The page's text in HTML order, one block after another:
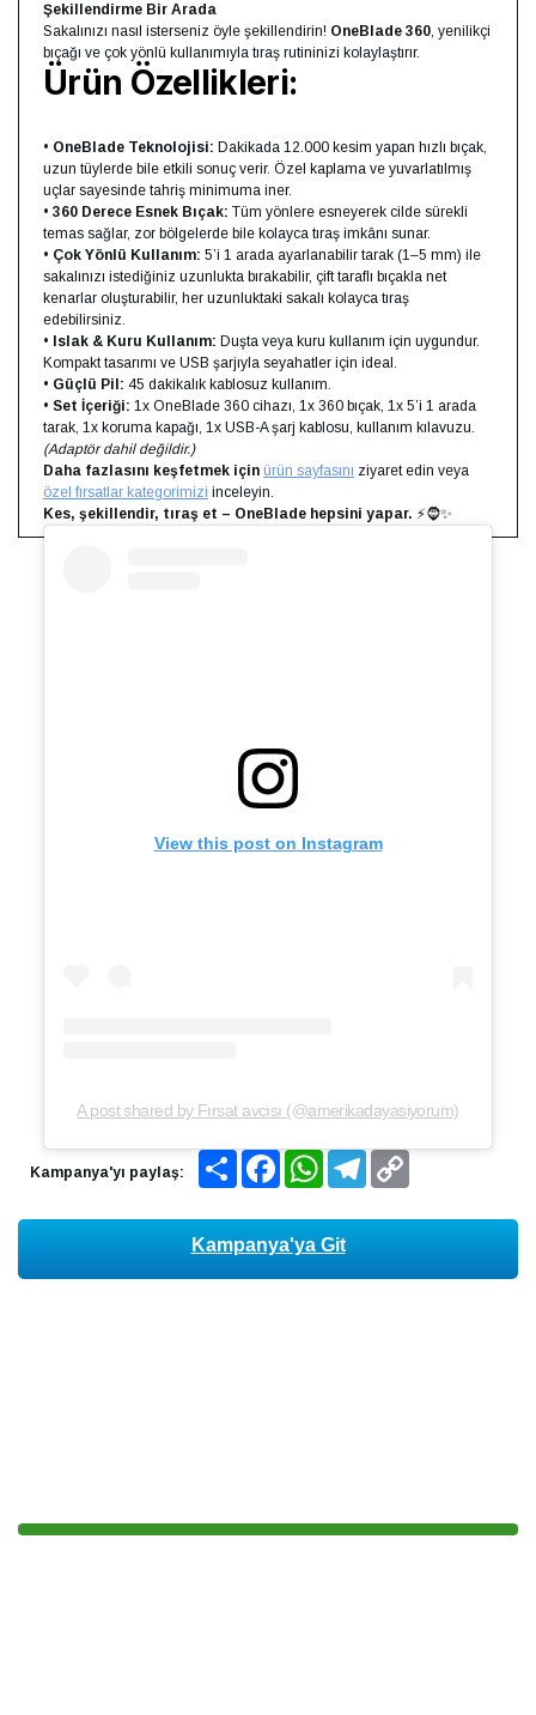
Şekillendirme Bir Arada
Sakalınızı nasıl isterseniz öyle şekillendirin! OneBlade 360, yenilikçi
bıçağı ve çok yönlü kullanımıyla tıraş rutininizi kolaylaştırır.
Ürün Özellikleri:
• OneBlade Teknolojisi: Dakikada 12.000 kesim yapan hızlı bıçak,
uzun tüylerde bile etkili sonuç verir. Özel kaplama ve yuvarlatılmış
uçlar sayesinde tahriş minimuma iner.
• 360 Derece Esnek Bıçak: Tüm yönlere esneyerek cilde sürekli
temas sağlar, zor bölgelerde bile kolayca tıraş imkânı sunar.
• Çok Yönlü Kullanım: 5’i 1 arada ayarlanabilir tarak (1–5 mm) ile
sakalınızı istediğiniz uzunlukta bırakabilir, çift taraflı bıçakla net
kenarlar oluşturabilir, her uzunluktaki sakalı kolayca tıraş
edebilirsiniz.
•
Islak & Kuru Kullanım: Duşta veya kuru kullanım için uygundur.
Kompakt tasarımı ve USB şarjıyla seyahatler için ideal.
• Güçlü Pil: 45 dakikalık kablosuz kullanım.
• Set İçeriği: 1x OneBlade 360 cihazı, 1x 360 bıçak, 1x 5’i 1 arada
tarak, 1x koruma kapağı, 1x USB-A şarj kablosu, kullanım kılavuzu.
(Adaptör dahil değildir.)
Daha fazlasını keşfetmek için ürün sayfasını ziyaret edin veya
özel fırsatlar kategorimizi inceleyin.
Kes, şekillendir, tıraş et – OneBlade hepsini yapar. ⚡🧔✨
View this post on Instagram
A post shared by Fırsat avcısı (@amerikadayasiyorum)
Kampanya'yı paylaş:
Share FacebookWhatsAppTelegram
Kampanya'ya Git